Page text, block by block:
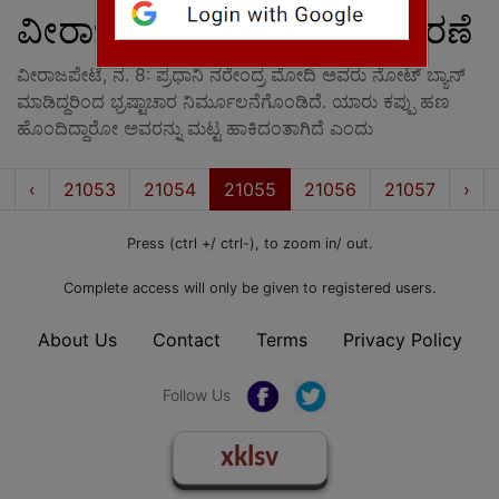
ವೀರಾಜಪೇಟೆಯಲ್ಲಿ ಸಂಭ್ರಮಾಚರಣೆ
ವೀರಾಜಪೇಟೆ, ನ. 8: ಪ್ರಧಾನಿ ನರೇಂದ್ರ ಮೋದಿ ಅವರು ನೋಟ್ ಬ್ಯಾನ್
ಮಾಡಿದ್ದರಿಂದ ಭ್ರಷ್ಟಾಚಾರ ನಿರ್ಮೂಲನೆಗೊಂಡಿದೆ. ಯಾರು ಕಪ್ಪು ಹಣ
ಹೊಂದಿದ್ದಾರೋ ಅವರನ್ನು ಮಟ್ಟ ಹಾಕಿದಂತಾಗಿದೆ ಎಂದು
First‹ Prev21053 21054 21055 21056 21057 ›
Press (ctrl +/ ctrl-), to zoom in/ out.
Complete access will only be given to registered users.
About Us Contact Terms Privacy Policy
Follow Us
xklsv